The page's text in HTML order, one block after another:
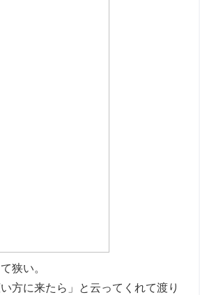
狭い。
方に来たら」と云ってくれて渡り